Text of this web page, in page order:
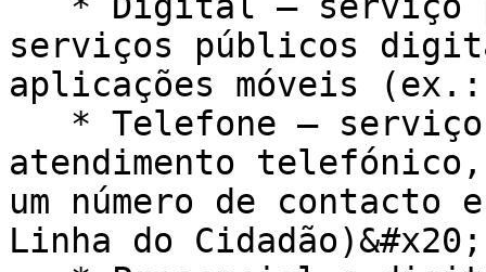
serviços públicos
aplicações móveis
atendimento
um número de
Linha do Cidadão)&#x20;